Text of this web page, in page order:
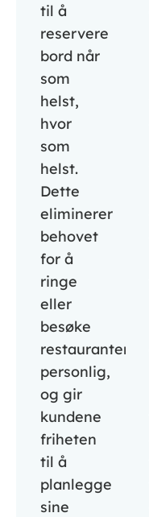
til å
reservere
bord når
som
helst,
hvor
som
helst.
Dette
eliminerer
behovet
for å
ringe
eller
besøke
restauranten
personlig,
og gir
kundene
friheten
til å
planlegge
sine